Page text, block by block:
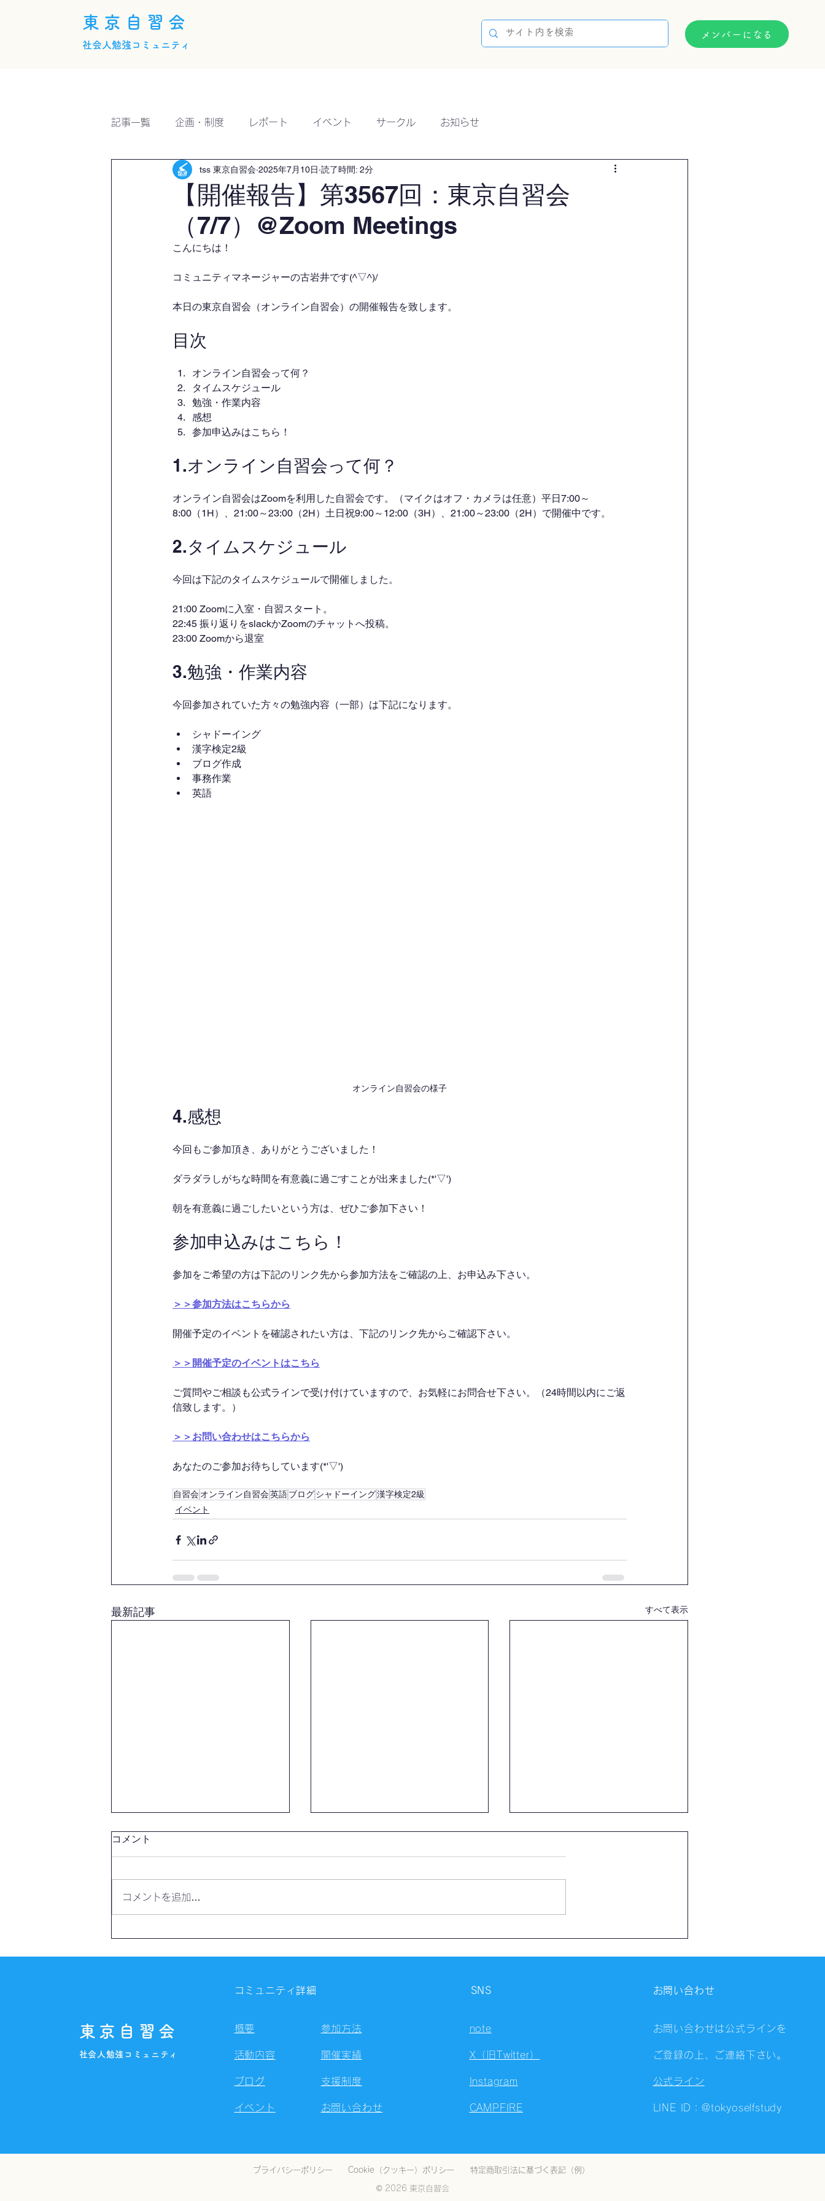
東京自習会
社会人勉強コミュニティ
メンバーになる
記事一覧 企画・制度 レポート イベント サークル お知らせ
【開催報告】第3567回：東京自習会
（7/7）@Zoom Meetings
tss 東京自習会 2025年7月10日 読了時間: 2分
こんにちは！
コミュニティマネージャーの古岩井です(^▽^)/
本日の東京自習会（オンライン自習会）の開催報告を致します。
目次
オンライン自習会って何？
タイムスケジュール
勉強・作業内容
感想
参加申込みはこちら！
1.オンライン自習会って何？
オンライン自習会はZoomを利用した自習会です。（マイクはオフ・カメラは任意）平日7:00～
8:00（1H）、21:00～23:00（2H）土日祝9:00～12:00（3H）、21:00～23:00（2H）で開催中です。
2.タイムスケジュール
今回は下記のタイムスケジュールで開催しました。
21:00 Zoomに入室・自習スタート。
22:45 振り返りをslackかZoomのチャットへ投稿。
23:00 Zoomから退室
3.勉強・作業内容
今回参加されていた方々の勉強内容（一部）は下記になります。
シャドーイング
漢字検定2級
ブログ作成
事務作業
英語
オンライン自習会の様子
4.感想
今回もご参加頂き、ありがとうございました！
ダラダラしがちな時間を有意義に過ごすことが出来ました(*'▽')
朝を有意義に過ごしたいという方は、ぜひご参加下さい！
参加申込みはこちら！
参加をご希望の方は下記のリンク先から参加方法をご確認の上、お申込み下さい。
＞＞参加方法はこちらから
開催予定のイベントを確認されたい方は、下記のリンク先からご確認下さい。
＞＞開催予定のイベントはこちら
ご質問やご相談も公式ラインで受け付けていますので、お気軽にお問合せ下さい。（24時間以内にご返
信致します。）
＞＞お問い合わせはこちらから
あなたのご参加お待ちしています(*'▽')
自習会オンライン自習会英語ブログシャドーイング漢字検定2級
イベント
最新記事 すべて表示
コメント
コメントを追加…
東京自習会
社会人勉強コミュニティ
コミュニティ詳細
概要
活動内容
ブログ
イベント
参加方法
開催実績
支援制度
お問い合わせ
SNS
note
X（旧Twitter）
Instagram
CAMPFIRE
お問い合わせ
お問い合わせは公式ラインを
ご登録の上、ご連絡下さい。
公式ライン
LINE ID：@tokyoselfstudy
プライバシーポリシー Cookie（クッキー）ポリシー 特定商取引法に基づく表記（例）
© 2026 東京自習会